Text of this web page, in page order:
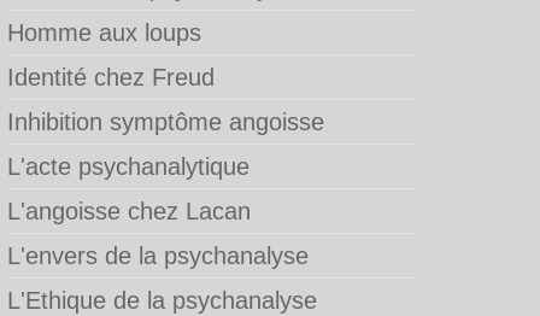
Homme aux loups
Identité chez Freud
Inhibition symptôme angoisse
L'acte psychanalytique
L'angoisse chez Lacan
L'envers de la psychanalyse
L'Ethique de la psychanalyse